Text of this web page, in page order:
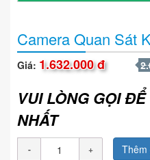
Camera Quan Sát
Giá: 1.632.000 đ
VUI LÒNG GỌI
NHẤT
Thêm